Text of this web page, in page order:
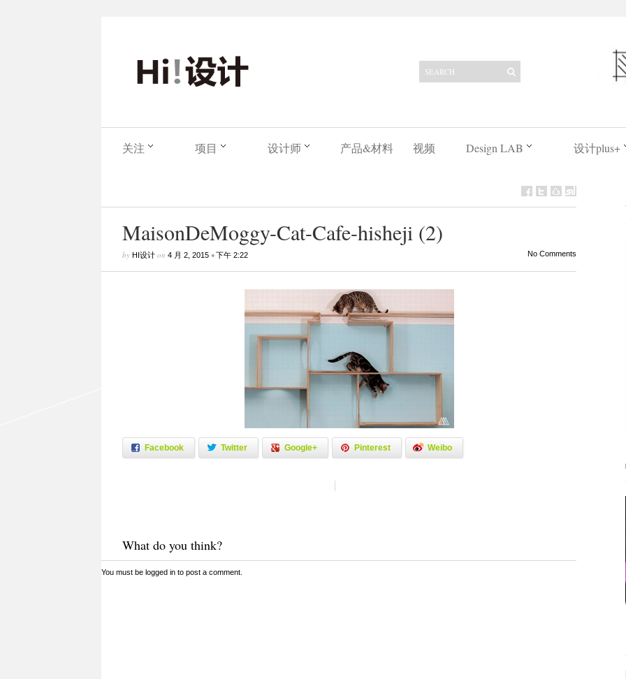
关注 项目 设计师 产品&材料 视频 Design LAB 设计plus+
MaisonDeMoggy-Cat-Cafe-hisheji (2)
by HI设计on 4 月 2, 2015•下午 2:22 No Comments
Facebook Twitter Google+ Pinterest Weibo
What do you think?
You must be logged into post a comment.